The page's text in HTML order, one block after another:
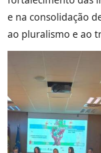
e na consolidação
ao pluralismo e ao